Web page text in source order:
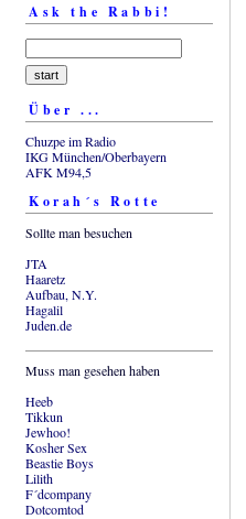
Ask the Rabbi!
Über ...
Chuzpe im Radio
IKG München/Oberbayern
AFK M94,5
Korah´s Rotte
Sollte man besuchen
JTA
Haaretz
Aufbau, N.Y.
Hagalil
Juden.de
Muss man gesehen haben
Heeb
Tikkun
Jewhoo!
Kosher Sex
Beastie Boys
Lilith
F´dcompany
Dotcomtod